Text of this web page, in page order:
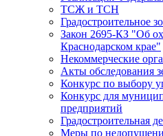
ТСЖ и ТСН
Градостроительное
Закон 2695-КЗ "Об
Краснодарском крае"
Некоммерческие
Акты обследования
Конкурс по выбору
Конкурс для
предприятий
Градостроительная
Меры по